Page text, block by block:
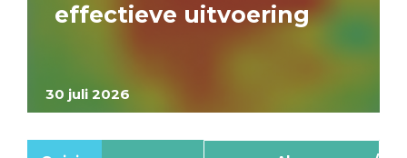
30 juli 2026
effectieve uitvoering